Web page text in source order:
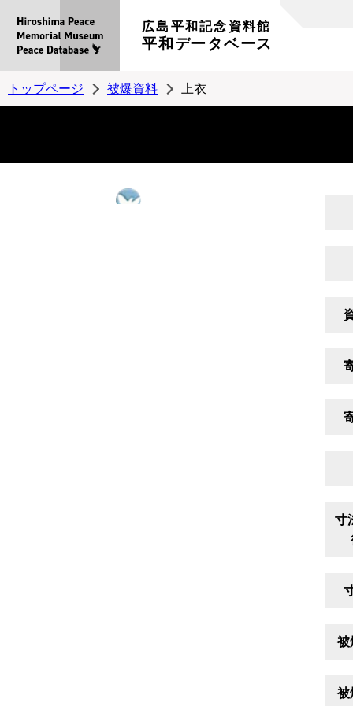
広島平和記念資料館
平和データベース
トップページ 被爆資料 上衣
寸
被
被